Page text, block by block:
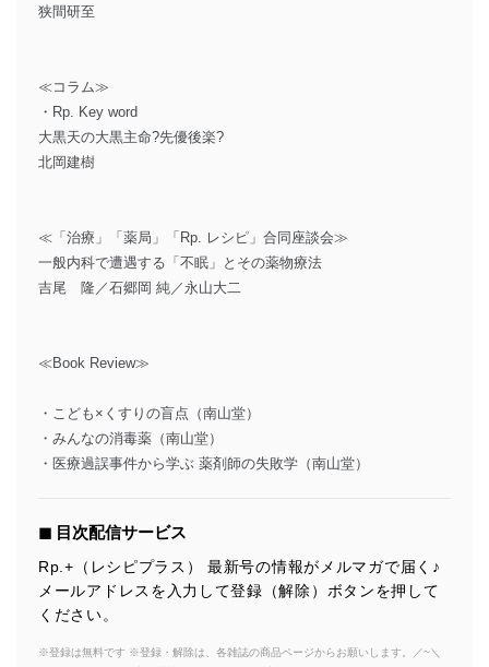
狭間研至
≪コラム≫
・Rp. Key word
大黒天の大黒主命?先優後楽?
北岡建樹
≪「治療」「薬局」「Rp. レシピ」合同座談会≫
一般内科で遭遇する「不眠」とその薬物療法
吉尾 隆／石郷岡 純／永山大二
≪Book Review≫
・こども×くすりの盲点（南山堂）
・みんなの消毒薬（南山堂）
・医療過誤事件から学ぶ 薬剤師の失敗学（南山堂）
◼︎ 目次配信サービス
Rp.+（レシピプラス） 最新号の情報がメルマガで届く♪
メールアドレスを入力して登録（解除）ボタンを押して
ください。
※登録は無料です ※登録・解除は、各雑誌の商品ページからお願いします。／~＼